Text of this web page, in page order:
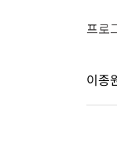
프로
이종